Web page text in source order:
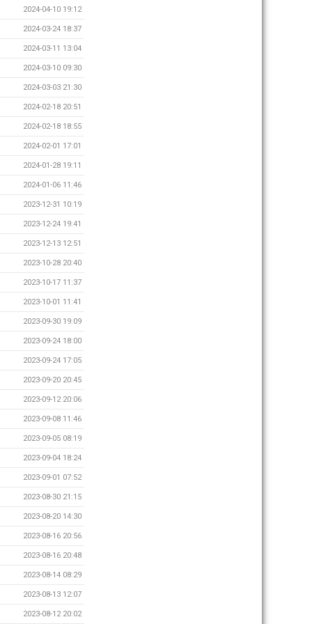
2024-04-10 19:12
2024-03-24 18:37
2024-03-11 13:04
2024-03-10 09:30
2024-03-03 21:30
2024-02-18 20:51
2024-02-18 18:55
2024-02-01 17:01
2024-01-28 19:11
2024-01-06 11:46
2023-12-31 10:19
2023-12-24 19:41
2023-12-13 12:51
2023-10-28 20:40
2023-10-17 11:37
2023-10-01 11:41
2023-09-30 19:09
2023-09-24 18:00
2023-09-24 17:05
2023-09-20 20:45
2023-09-12 20:06
2023-09-08 11:46
2023-09-05 08:19
2023-09-04 18:24
2023-09-01 07:52
2023-08-30 21:15
2023-08-20 14:30
2023-08-16 20:56
2023-08-16 20:48
2023-08-14 08:29
2023-08-13 12:07
2023-08-12 20:02